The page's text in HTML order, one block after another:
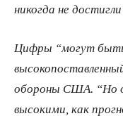
никогда не
Цифры “могут
обороны США. “Но
высокими, как